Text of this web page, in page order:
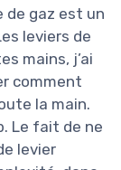
de gaz est un
leviers de
mains, j’ai
comment
la main.
Le fait de ne
levier